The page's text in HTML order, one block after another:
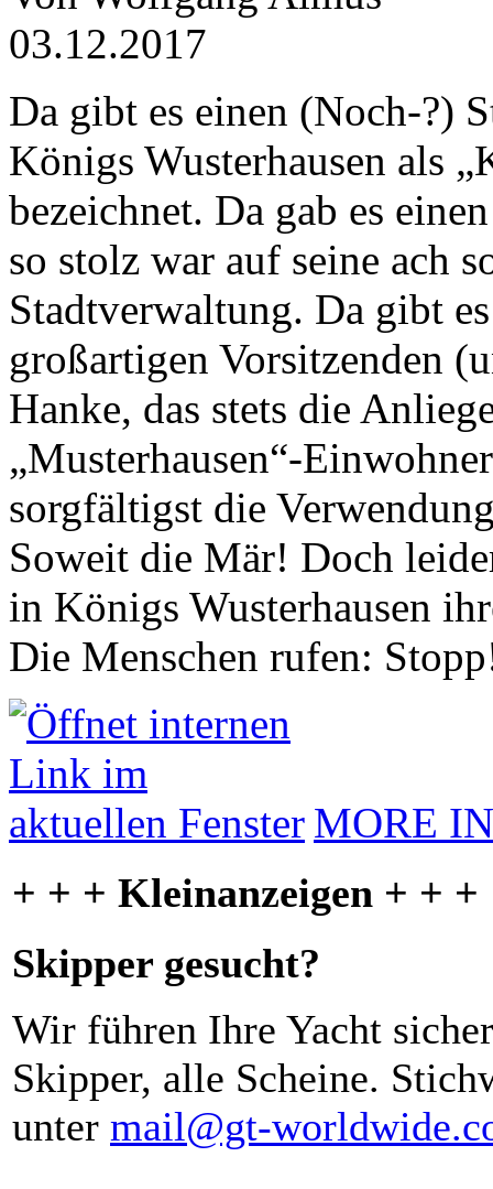
03.12.2017
Da gibt es einen (Noch-?)
Königs Wusterhausen als
bezeichnet. Da gab es
so stolz war auf seine ach
Stadtverwaltung. Da gibt
großartigen Vorsitzenden
Hanke, das stets die
„Musterhausen“-
sorgfältigst die
Soweit die Mär! Doch
in Königs Wusterhausen
Die Menschen rufen:
MORE
+ + + Kleinanzeigen + + +
Skipper gesucht?
Wir führen Ihre Yacht
Skipper, alle Scheine.
unter mail@gt-